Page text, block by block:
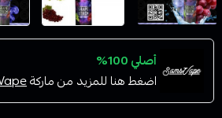
أصلي 100%
اضغط هنا للمزيد من ماركة